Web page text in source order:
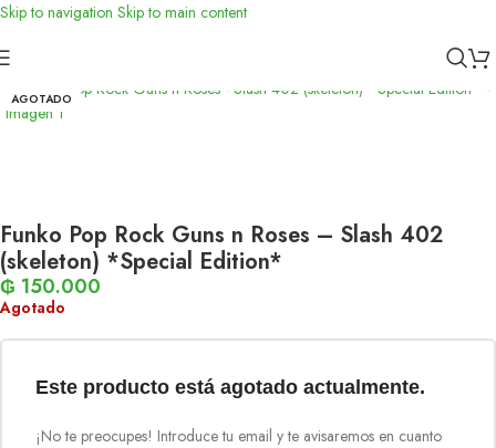
Skip to navigation Skip to main content
Inicio
AGOTADO
Funko Pop Rock Guns n Roses – Slash 402
(skeleton) *Special Edition*
₲ 150.000
Agotado
Este producto está agotado actualmente.
¡No te preocupes! Introduce tu email y te avisaremos en cuanto